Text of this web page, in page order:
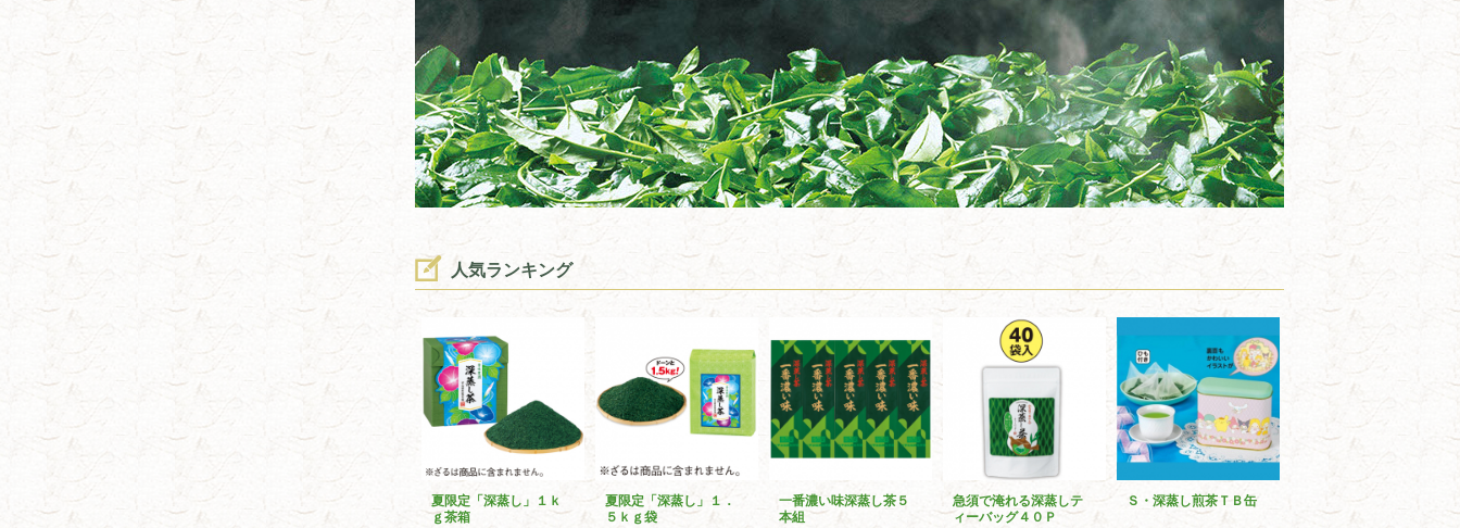
人気ランキング
夏限定「深蒸し」１ｋ
ｇ茶箱
夏限定「深蒸し」１．
５ｋｇ袋
一番濃い味深蒸し茶５
本組
急須で淹れる深蒸しテ
ィーバッグ４０Ｐ
Ｓ・深蒸し煎茶ＴＢ缶